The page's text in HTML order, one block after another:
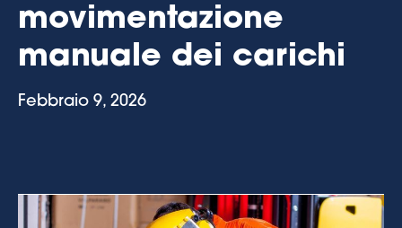
movimentazione
manuale dei carichi
Febbraio 9, 2026